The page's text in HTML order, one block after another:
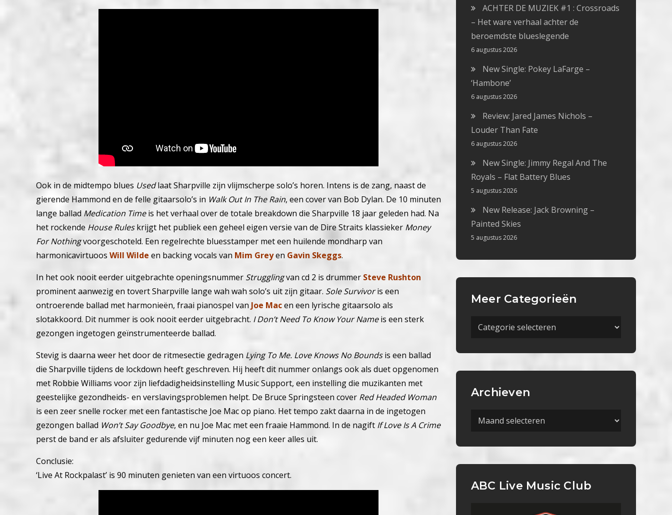
Ook in de midtempo blues Usedlaat Sharpville zijn vlijmscherpe solo’s horen. Intens is de zang, naast de
gierende Hammond en de felle gitaarsolo’s in Walk Out In The Rain, een cover van Bob Dylan. De 10 minuten
lange ballad Medication Timeis het verhaal over de totale breakdown die Sharpville 18 jaar geleden had. Na
het rockende House Ruleskrijgt het publiek een geheel eigen versie van de Dire Straits klassieker Money
For Nothingvoorgeschoteld. Een regelrechte bluesstamper met een huilende mondharp van
harmonicavirtuoos Will Wilde en backing vocals van Mim Greyen Gavin Skeggs.
In het ook nooit eerder uitgebrachte openingsnummer Strugglingvan cd 2 is drummer Steve Rushton
prominent aanwezig en tovert Sharpville lange wah wah solo’s uit zijn gitaar. Sole Survivoris een
ontroerende ballad met harmonieën, fraai pianospel van Joe Macen een lyrische gitaarsolo als
slotakkoord. Dit nummer is ook nooit eerder uitgebracht. I Don’t Need To Know Your Nameis een sterk
gezongen ingetogen geïnstrumenteerde ballad.
Stevig is daarna weer het door de ritmesectie gedragen Lying To Me. Love Knows No Boundsis een ballad
die Sharpville tijdens de lockdown heeft geschreven. Hij heeft dit nummer onlangs ook als duet opgenomen
met Robbie Williams voor zijn liefdadigheidsinstelling Music Support, een instelling die muzikanten met
geestelijke gezondheids- en verslavingsproblemen helpt. De Bruce Springsteen cover Red Headed Woman
is een zeer snelle rocker met een fantastische Joe Mac op piano. Het tempo zakt daarna in de ingetogen
gezongen ballad Won’t Say Goodbye, en nu Joe Mac met een fraaie Hammond. In de nagift If Love Is A Crime
perst de band er als afsluiter gedurende vijf minuten nog een keer alles uit.
Conclusie:
‘Live At Rockpalast’ is 90 minuten genieten van een virtuoos concert.
ACHTER DE MUZIEK #1 : Crossroads
– Het ware verhaal achter de
beroemdste blueslegende
6 augustus 2026
New Single: Pokey LaFarge –
‘Hambone’
6 augustus 2026
Review: Jared James Nichols –
Louder Than Fate
6 augustus 2026
New Single: Jimmy Regal And The
Royals – Flat Battery Blues
5 augustus 2026
New Release: Jack Browning –
Painted Skies
5 augustus 2026
Meer Categorieën
Meer
Archieven
Archieven
ABC Live Music Club